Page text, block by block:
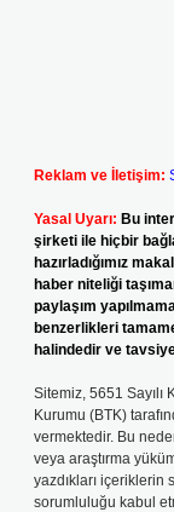
Reklam ve İletişim:
Yasal Uyarı: Bu
şirketi ile hiçbir
hazırladığımız
haber niteliği
paylaşım
benzerlikleri
halindedir ve
Sitemiz, 5651
Kurumu (BTK)
vermektedir. Bu
veya araştırma
yazdıkları içeriklerin
sorumluluğu kabul